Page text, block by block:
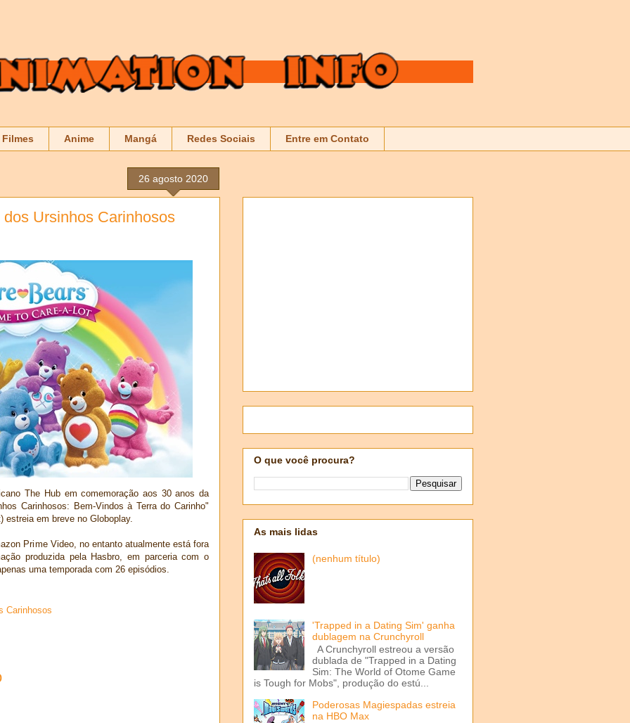
Filmes Anime Mangá Redes Sociais Entre em Contato
26 agosto 2020
Ursinhos Carinhosos
The Hub em comemoração aos 30 anos da
Carinhosos: Bem-Vindos à Terra do Carinho"
estreia em breve no Globoplay.
Prime Video, no entanto atualmente está fora
produzida pela Hasbro, em parceria com o
uma temporada com 26 episódios.
Carinhosos
O que você procura?
As mais lidas
(nenhum título)
'Trapped in a Dating Sim' ganha
dublagem na Crunchyroll
A Crunchyroll estreou a versão
dublada de "Trapped in a Dating
Sim: The World of Otome Game
is Tough for Mobs", produção do estú...
Poderosas Magiespadas estreia
na HBO Max